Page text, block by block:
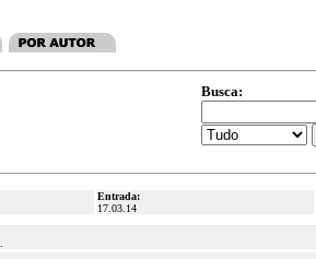
Busca:
Entrada:
17.03.14